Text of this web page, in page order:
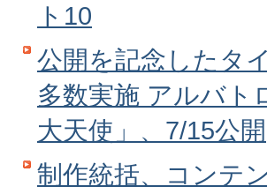
ト10
公開を記念したタ
多数実施 アルバト
大天使」、7/15公開
制作統括、コンテ